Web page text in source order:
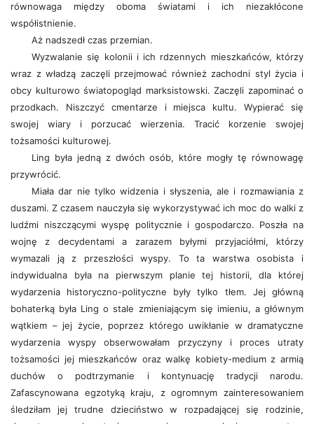
równowaga między oboma światami i ich niezakłócone
współistnienie.
Aż nadszedł czas przemian.
Wyzwalanie się kolonii i ich rdzennych mieszkańców, którzy
wraz z władzą zaczęli przejmować również zachodni styl życia i
obcy kulturowo światopogląd marksistowski. Zaczęli zapominać o
przodkach. Niszczyć cmentarze i miejsca kultu. Wypierać się
swojej wiary i porzucać wierzenia. Tracić korzenie swojej
tożsamości kulturowej.
Ling była jedną z dwóch osób, które mogły tę równowagę
przywrócić.
Miała dar nie tylko widzenia i słyszenia, ale i rozmawiania z
duszami. Z czasem nauczyła się wykorzystywać ich moc do walki z
ludźmi niszczącymi wyspę politycznie i gospodarczo. Poszła na
wojnę z decydentami a zarazem byłymi przyjaciółmi, którzy
wymazali ją z przeszłości wyspy. To ta warstwa osobista i
indywidualna była na pierwszym planie tej historii, dla której
wydarzenia historyczno-polityczne były tylko tłem. Jej główną
bohaterką była Ling o stale zmieniającym się imieniu, a głównym
wątkiem – jej życie, poprzez którego uwikłanie w dramatyczne
wydarzenia wyspy obserwowałam przyczyny i proces utraty
tożsamości jej mieszkańców oraz walkę kobiety-medium z armią
duchów o podtrzymanie i kontynuację tradycji narodu.
Zafascynowana egzotyką kraju, z ogromnym zainteresowaniem
śledziłam jej trudne dzieciństwo w rozpadającej się rodzinie,